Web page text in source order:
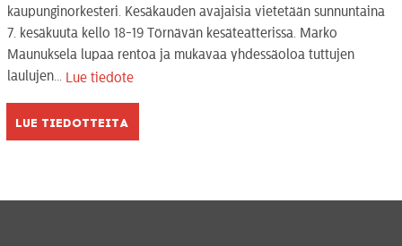
kaupunginorkesteri. Kesäkauden avajaisia vietetään sunnuntaina
7. kesäkuuta kello 18-19 Törnävän kesäteatterissa. Marko
Maunuksela lupaa rentoa ja mukavaa yhdessäoloa tuttujen
laulujen... Lue tiedote
Lue tiedotteita